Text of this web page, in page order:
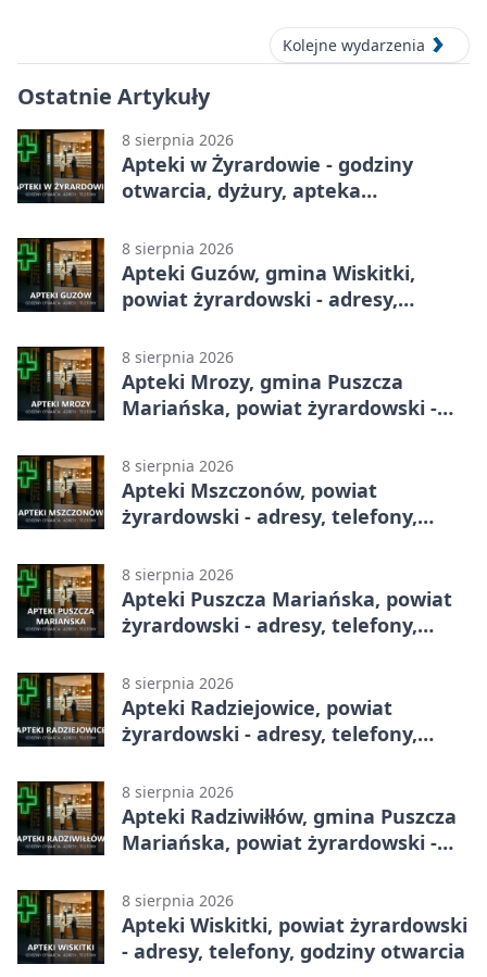
Kolejne wydarzenia
Ostatnie Artykuły
8 sierpnia 2026
Apteki w Żyrardowie - godziny
otwarcia, dyżury, apteka
8 sierpnia 2026
Apteki Guzów, gmina Wiskitki,
powiat żyrardowski - adresy,
8 sierpnia 2026
Apteki Mrozy, gmina Puszcza
Mariańska, powiat żyrardowski -
8 sierpnia 2026
Apteki Mszczonów, powiat
żyrardowski - adresy, telefony,
8 sierpnia 2026
Apteki Puszcza Mariańska, powiat
żyrardowski - adresy, telefony,
8 sierpnia 2026
Apteki Radziejowice, powiat
żyrardowski - adresy, telefony,
8 sierpnia 2026
Apteki Radziwiłłów, gmina Puszcza
Mariańska, powiat żyrardowski -
8 sierpnia 2026
Apteki Wiskitki, powiat żyrardowski
- adresy, telefony, godziny otwarcia